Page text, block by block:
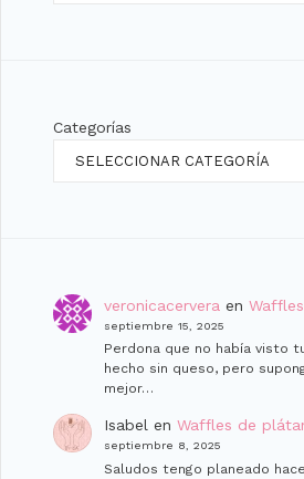
Categorías
veronicacervera en
septiembre 15, 2025
Perdona que no había visto
hecho sin queso, pero
mejor…
Isabelen Waffles de
septiembre 8, 2025
Saludos tengo planeado